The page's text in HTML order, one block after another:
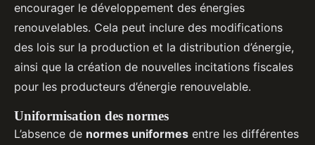
encourager le développement des énergies
renouvelables. Cela peut inclure des modifications
des lois sur la production et la distribution d’énergie,
ainsi que la création de nouvelles incitations fiscales
pour les producteurs d’énergie renouvelable.
Uniformisation des normes
L’absence de normes uniformes entre les différentes